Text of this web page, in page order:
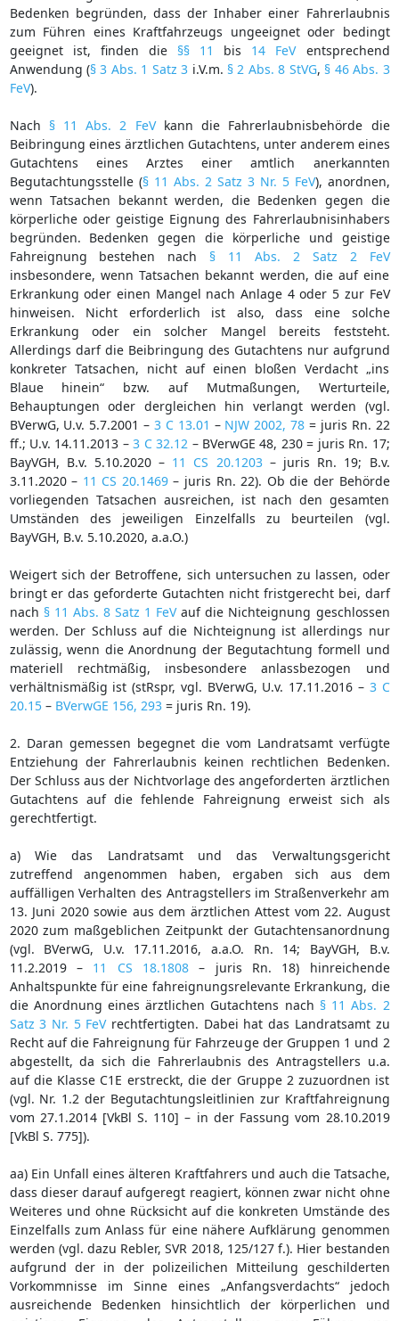
Bedenken begründen, dass der Inhaber einer Fahrerlaubnis
zum Führen eines Kraftfahrzeugs ungeeignet oder bedingt
geeignet ist, finden die §§ 11 bis 14 FeVentsprechend
Anwendung (§ 3 Abs. 1 Satz 3 i.V.m. § 2 Abs. 8 StVG, § 46 Abs. 3
FeV).
Nach § 11 Abs. 2 FeVkann die Fahrerlaubnisbehörde die
Beibringung eines ärztlichen Gutachtens, unter anderem eines
Gutachtens eines Arztes einer amtlich anerkannten
Begutachtungsstelle (§ 11 Abs. 2 Satz 3 Nr. 5 FeV), anordnen,
wenn Tatsachen bekannt werden, die Bedenken gegen die
körperliche oder geistige Eignung des Fahrerlaubnisinhabers
begründen. Bedenken gegen die körperliche und geistige
Fahreignung bestehen nach § 11 Abs. 2 Satz 2 FeV
insbesondere, wenn Tatsachen bekannt werden, die auf eine
Erkrankung oder einen Mangel nach Anlage 4 oder 5 zur FeV
hinweisen. Nicht erforderlich ist also, dass eine solche
Erkrankung oder ein solcher Mangel bereits feststeht.
Allerdings darf die Beibringung des Gutachtens nur aufgrund
konkreter Tatsachen, nicht auf einen bloßen Verdacht „ins
Blaue hinein“ bzw. auf Mutmaßungen, Werturteile,
Behauptungen oder dergleichen hin verlangt werden (vgl.
BVerwG, U.v. 5.7.2001 – 3 C 13.01 – NJW 2002, 78 = juris Rn. 22
ff.; U.v. 14.11.2013 –3 C 32.12 – BVerwGE 48, 230 = juris Rn. 17;
BayVGH, B.v. 5.10.2020 – 11 CS 20.1203– juris Rn. 19; B.v.
3.11.2020 – 11 CS 20.1469– juris Rn. 22). Ob die der Behörde
vorliegenden Tatsachen ausreichen, ist nach den gesamten
Umständen des jeweiligen Einzelfalls zu beurteilen (vgl.
BayVGH, B.v. 5.10.2020, a.a.O.)
Weigert sich der Betroffene, sich untersuchen zu lassen, oder
bringt er das geforderte Gutachten nicht fristgerecht bei, darf
nach § 11 Abs. 8 Satz 1 FeVauf die Nichteignung geschlossen
werden. Der Schluss auf die Nichteignung ist allerdings nur
zulässig, wenn die Anordnung der Begutachtung formell und
materiell rechtmäßig, insbesondere anlassbezogen und
verhältnismäßig ist (stRspr, vgl. BVerwG, U.v. 17.11.2016 – 3 C
20.15– BVerwGE 156, 293= juris Rn. 19).
2. Daran gemessen begegnet die vom Landratsamt verfügte
Entziehung der Fahrerlaubnis keinen rechtlichen Bedenken.
Der Schluss aus der Nichtvorlage des angeforderten ärztlichen
Gutachtens auf die fehlende Fahreignung erweist sich als
gerechtfertigt.
a) Wie das Landratsamt und das Verwaltungsgericht
zutreffend angenommen haben, ergaben sich aus dem
auffälligen Verhalten des Antragstellers im Straßenverkehr am
13. Juni 2020 sowie aus dem ärztlichen Attest vom 22. August
2020 zum maßgeblichen Zeitpunkt der Gutachtensanordnung
(vgl. BVerwG, U.v. 17.11.2016, a.a.O. Rn. 14; BayVGH, B.v.
11.2.2019 – 11 CS 18.1808– juris Rn. 18) hinreichende
Anhaltspunkte für eine fahreignungsrelevante Erkrankung, die
die Anordnung eines ärztlichen Gutachtens nach § 11 Abs. 2
Satz 3 Nr. 5 FeVrechtfertigten. Dabei hat das Landratsamt zu
Recht auf die Fahreignung für Fahrzeuge der Gruppen 1 und 2
abgestellt, da sich die Fahrerlaubnis des Antragstellers u.a.
auf die Klasse C1E erstreckt, die der Gruppe 2 zuzuordnen ist
(vgl. Nr. 1.2 der Begutachtungsleitlinien zur Kraftfahreignung
vom 27.1.2014 [VkBl S. 110] – in der Fassung vom 28.10.2019
[VkBl S. 775]).
aa) Ein Unfall eines älteren Kraftfahrers und auch die Tatsache,
dass dieser darauf aufgeregt reagiert, können zwar nicht ohne
Weiteres und ohne Rücksicht auf die konkreten Umstände des
Einzelfalls zum Anlass für eine nähere Aufklärung genommen
werden (vgl. dazu Rebler, SVR 2018, 125/127 f.). Hier bestanden
aufgrund der in der polizeilichen Mitteilung geschilderten
Vorkommnisse im Sinne eines „Anfangsverdachts“ jedoch
ausreichende Bedenken hinsichtlich der körperlichen und